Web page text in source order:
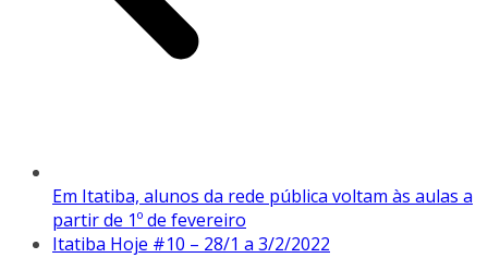
Em Itatiba, alunos da rede pública voltam às aulas a
partir de 1º de fevereiro
Itatiba Hoje #10 – 28/1 a 3/2/2022